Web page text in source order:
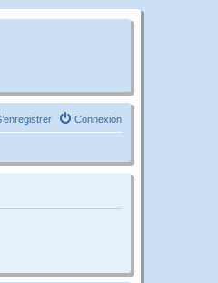
Connexion